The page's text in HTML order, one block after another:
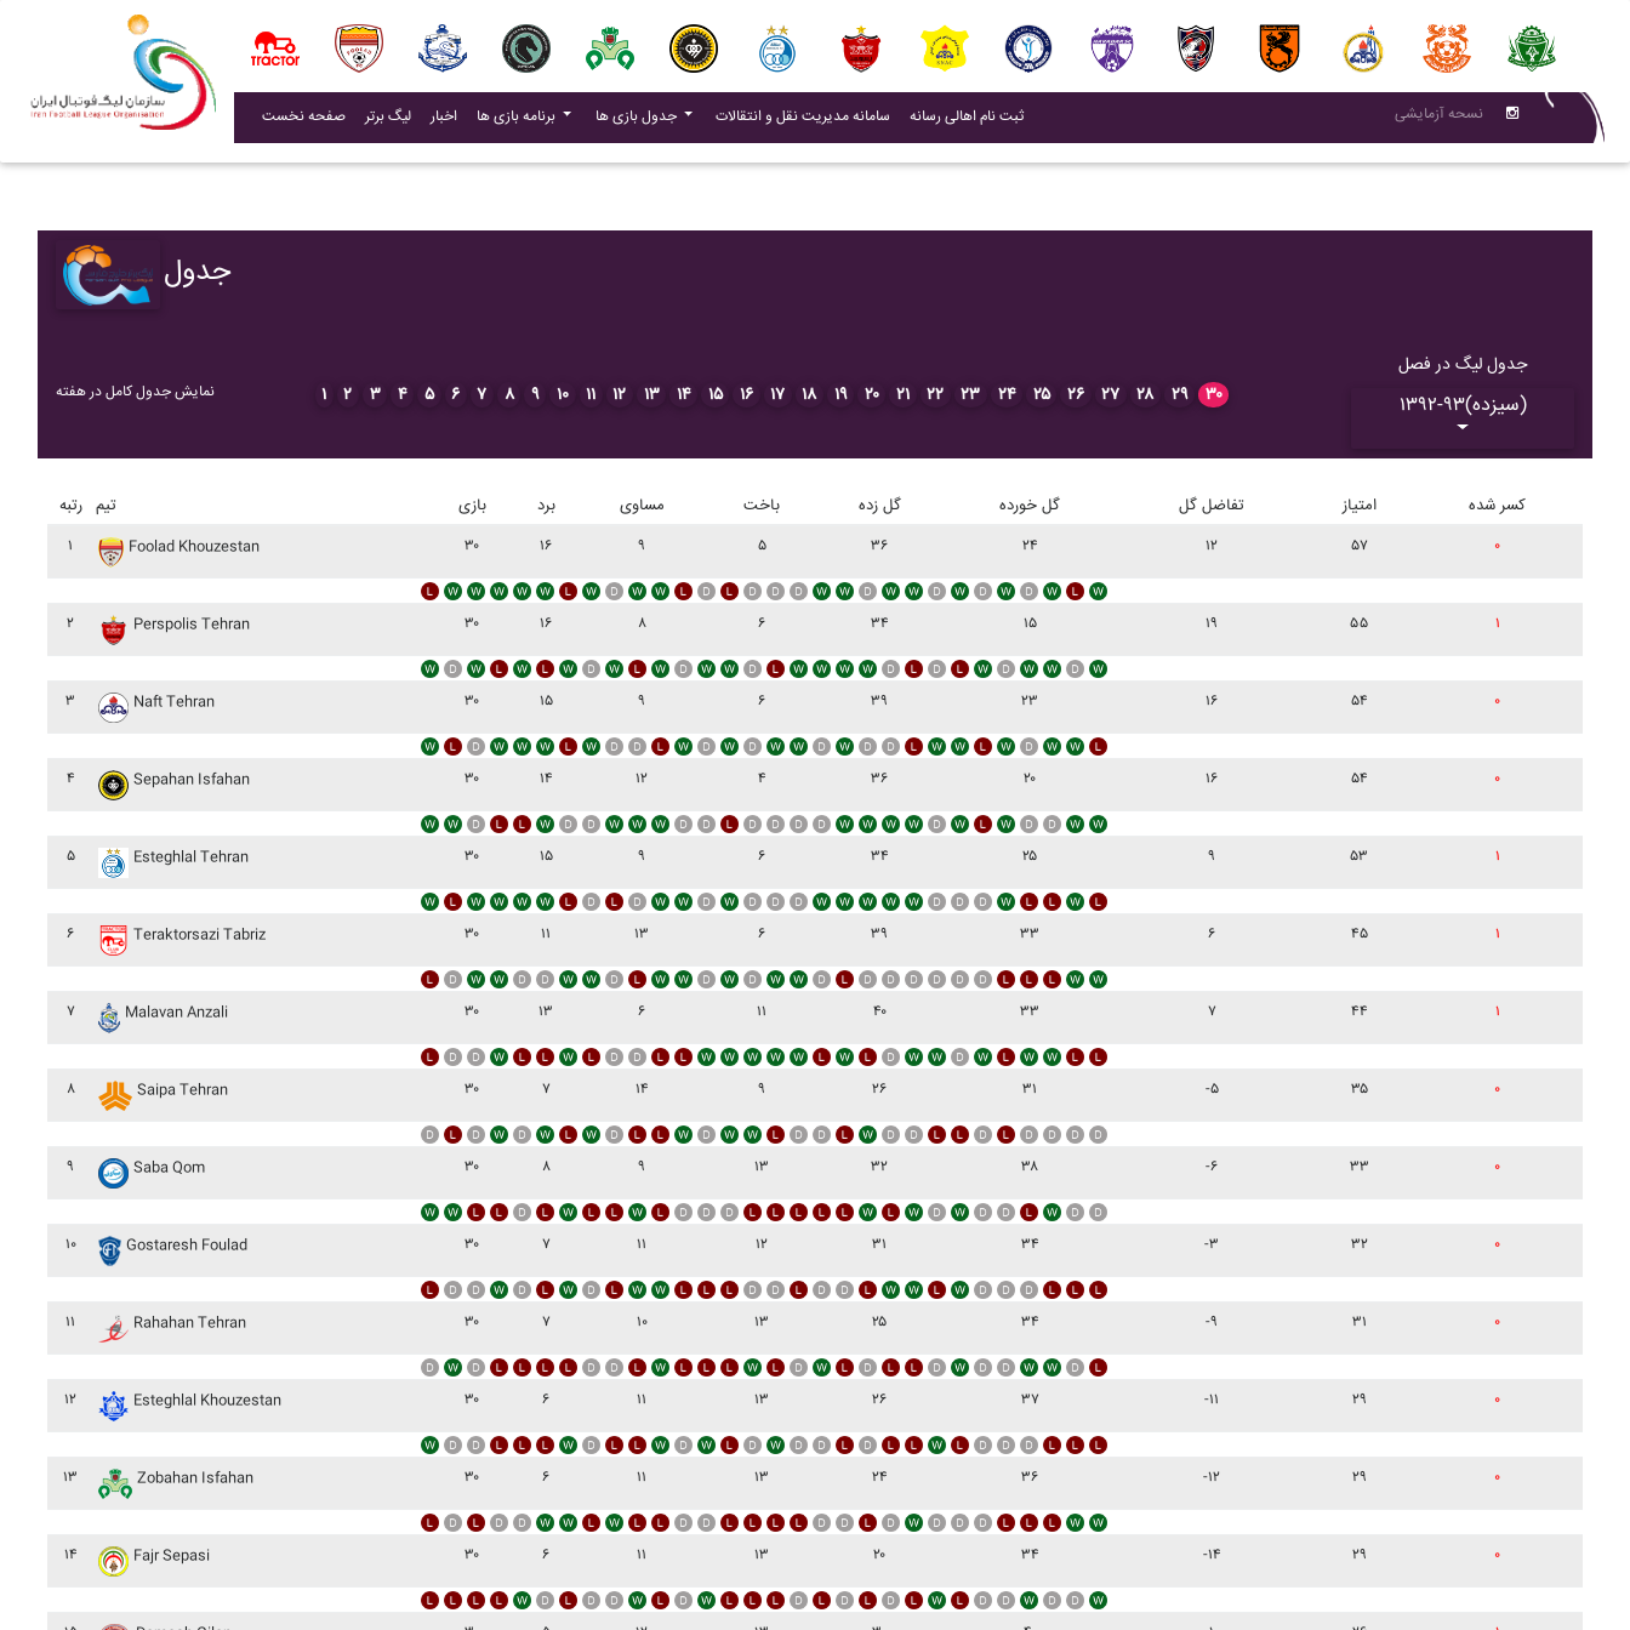
صفحه نخست لیگ برتر اخبار(current) برنامه بازی ها جدول بازی ها سامانه مدیریت نقل و انتقالات (current)
ثبت نام اهالی رسانه(current) نسحه آزمایشی
جدول
نمایش جدول کامل در هفته ۱ ۲ ۳ ۴ ۵ ۶ ۷ ۸ ۹ ۱۰ ۱۱ ۱۲ ۱۳ ۱۴ ۱۵ ۱۶ ۱۷ ۱۸ ۱۹ ۲۰ ۲۱ ۲۲ ۲۳ ۲۴ ۲۵ ۲۶ ۲۷ ۲۸ ۲۹ ۳۰
جدول لیگ در فصل
۱۳۹۲-۹۳(سیزده)
رتبه تیم بازی برد مساوی باخت گل زده گل خورده تفاضل گل امتیاز کسر شده
۱ Foolad Khouzestan ۳۰ ۱۶ ۹ ۵ ۳۶ ۲۴ ۱۲ ۵۷ ۰
۲ Perspolis Tehran ۳۰ ۱۶ ۸ ۶ ۳۴ ۱۵ ۱۹ ۵۵ ۱
۳ Naft Tehran ۳۰ ۱۵ ۹ ۶ ۳۹ ۲۳ ۱۶ ۵۴ ۰
۴ Sepahan Isfahan ۳۰ ۱۴ ۱۲ ۴ ۳۶ ۲۰ ۱۶ ۵۴ ۰
۵ Esteghlal Tehran ۳۰ ۱۵ ۹ ۶ ۳۴ ۲۵ ۹ ۵۳ ۱
۶ Teraktorsazi Tabriz ۳۰ ۱۱ ۱۳ ۶ ۳۹ ۳۳ ۶ ۴۵ ۱
۷ Malavan Anzali ۳۰ ۱۳ ۶ ۱۱ ۴۰ ۳۳ ۷ ۴۴ ۱
۸ Saipa Tehran ۳۰ ۷ ۱۴ ۹ ۲۶ ۳۱ -۵ ۳۵ ۰
۹ Saba Qom ۳۰ ۸ ۹ ۱۳ ۳۲ ۳۸ -۶ ۳۳ ۰
۱۰ Gostaresh Foulad ۳۰ ۷ ۱۱ ۱۲ ۳۱ ۳۴ -۳ ۳۲ ۰
۱۱ Rahahan Tehran ۳۰ ۷ ۱۰ ۱۳ ۲۵ ۳۴ -۹ ۳۱ ۰
۱۲ Esteghlal Khouzestan ۳۰ ۶ ۱۱ ۱۳ ۲۶ ۳۷ -۱۱ ۲۹ ۰
۱۳ Zobahan Isfahan ۳۰ ۶ ۱۱ ۱۳ ۲۴ ۳۶ -۱۲ ۲۹ ۰
۱۴ Fajr Sepasi ۳۰ ۶ ۱۱ ۱۳ ۲۰ ۳۴ -۱۴ ۲۹ ۰